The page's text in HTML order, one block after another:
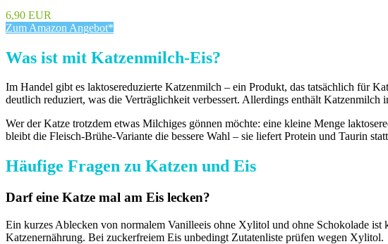
6,90 EUR
Zum Amazon Angebot*
Was ist mit Katzenmilch-Eis?
Im Handel gibt es laktosereduzierte Katzenmilch – ein Produkt, das tatsächlich für
deutlich reduziert, was die Verträglichkeit verbessert. Allerdings enthält
Wer der Katze trotzdem etwas Milchiges gönnen möchte: eine kleine Menge
bleibt die Fleisch-Brühe-Variante die bessere Wahl – sie liefert Protein und Taurin
Häufige Fragen zu Katzen und Eis
Darf eine Katze mal am Eis lecken?
Ein kurzes Ablecken von normalem Vanilleeis ohne Xylitol und ohne Schokolade
Katzenernährung. Bei zuckerfreiem Eis unbedingt Zutatenliste prüfen wegen Xylitol.